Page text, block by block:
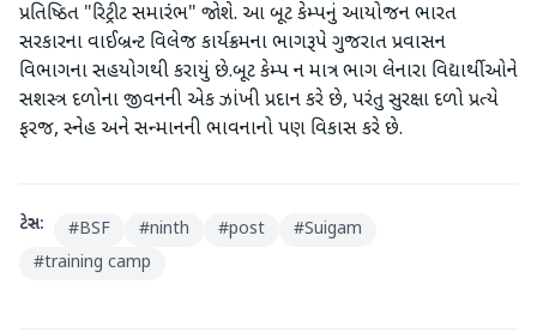
પ્રતિષ્ઠિત "રિટ્રીટ સમારંભ" જોશે. આ બૂટ કેમ્પનું આયોજન ભારત
સરકારના વાઈબ્રન્ટ વિલેજ કાર્યક્રમના ભાગરૂપે ગુજરાત પ્રવાસન
વિભાગના સહયોગથી કરાયું છે.બૂટ કેમ્પ ન માત્ર ભાગ લેનારા વિદ્યાર્થીઓને
સશસ્ત્ર દળોના જીવનની એક ઝાંખી પ્રદાન કરે છે, પરંતુ સુરક્ષા દળો પ્રત્યે
ફરજ, સ્નેહ અને સન્માનની ભાવનાનો પણ વિકાસ કરે છે.
ટેગ્સ: #BSF #ninth #post #Suigam
#training camp